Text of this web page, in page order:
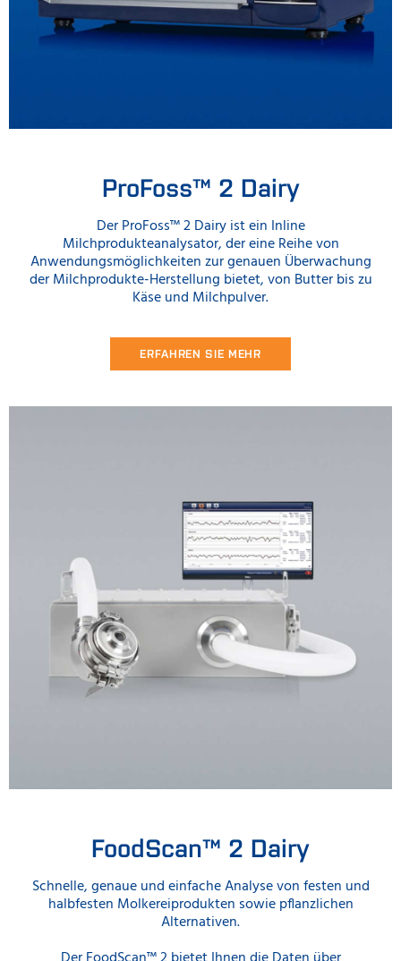
ProFoss™ 2 Dairy
Der ProFoss™ 2 Dairy ist ein Inline
Milchprodukteanalysator, der eine Reihe von
Anwendungsmöglichkeiten zur genauen Überwachung
der Milchprodukte-Herstellung bietet, von Butter bis zu
Käse und Milchpulver.
ERFAHREN SIE MEHR
FoodScan™ 2 Dairy
Schnelle, genaue und einfache Analyse von festen und
halbfesten Molkereiprodukten sowie pflanzlichen
Alternativen.